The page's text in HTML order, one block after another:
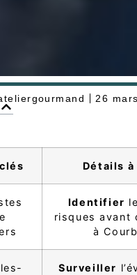
26
Détails
Identifier
risques avant
à
Surveiller